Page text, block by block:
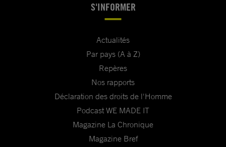
S'INFORMER
Actualités
Par pays (A à Z)
Repères
Nos rapports
Déclaration des droits de l'Homme
Podcast WE MADE IT
Magazine La Chronique
Magazine Bref